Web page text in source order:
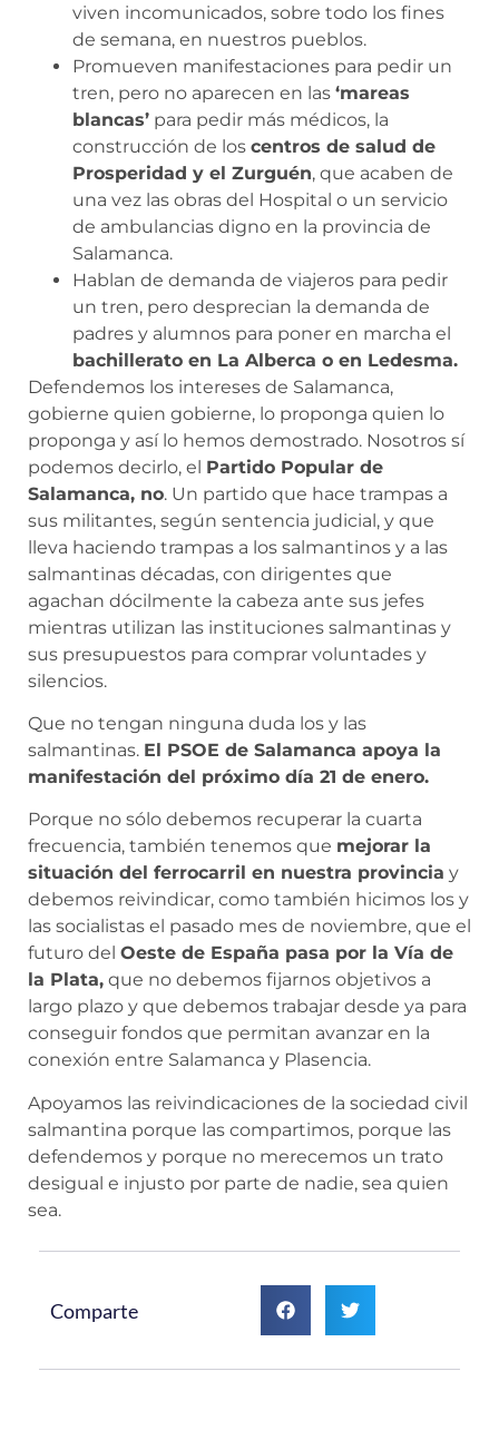
viven incomunicados, sobre todo los fines
de semana, en nuestros pueblos.
Promueven manifestaciones para pedir un
tren, pero no aparecen en las ‘mareas
blancas’ para pedir más médicos, la
construcción de los centros de salud de
Prosperidad y el Zurguén, que acaben de
una vez las obras del Hospital o un servicio
de ambulancias digno en la provincia de
Salamanca.
Hablan de demanda de viajeros para pedir
un tren, pero desprecian la demanda de
padres y alumnos para poner en marcha el
bachillerato en La Alberca o en Ledesma.
Defendemos los intereses de Salamanca,
gobierne quien gobierne, lo proponga quien lo
proponga y así lo hemos demostrado. Nosotros sí
podemos decirlo, el Partido Popular de
Salamanca, no. Un partido que hace trampas a
sus militantes, según sentencia judicial, y que
lleva haciendo trampas a los salmantinos y a las
salmantinas décadas, con dirigentes que
agachan dócilmente la cabeza ante sus jefes
mientras utilizan las instituciones salmantinas y
sus presupuestos para comprar voluntades y
silencios.
Que no tengan ninguna duda los y las
salmantinas. El PSOE de Salamanca apoya la
manifestación del próximo día 21 de enero.
Porque no sólo debemos recuperar la cuarta
frecuencia, también tenemos que mejorar la
situación del ferrocarril en nuestra provincia y
debemos reivindicar, como también hicimos los y
las socialistas el pasado mes de noviembre, que el
futuro del Oeste de España pasa por la Vía de
la Plata, que no debemos fijarnos objetivos a
largo plazo y que debemos trabajar desde ya para
conseguir fondos que permitan avanzar en la
conexión entre Salamanca y Plasencia.
Apoyamos las reivindicaciones de la sociedad civil
salmantina porque las compartimos, porque las
defendemos y porque no merecemos un trato
desigual e injusto por parte de nadie, sea quien
sea.
Comparte